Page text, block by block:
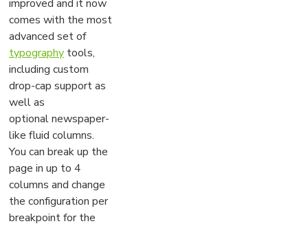
improved and it now
comes with the most
advanced set of
typography tools,
including custom
drop-cap support as
well as
optional newspaper-
like fluid columns.
You can break up the
page in up to 4
columns and change
the configuration per
breakpoint for the